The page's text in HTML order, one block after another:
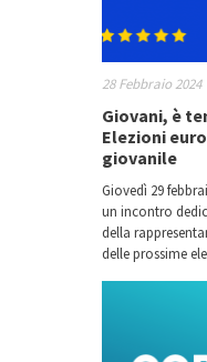
28 Febbraio 2024
Giovani, è
Elezioni
giovanile
Giovedì 29
un incontro
della
delle prossime